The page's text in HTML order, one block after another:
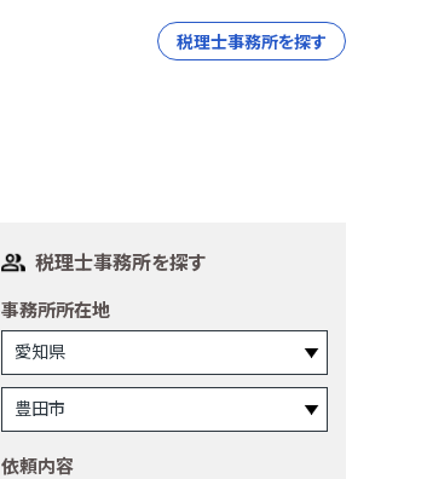
税理士事務所を探す
税理士事務所を探す
事務所所在地
依頼内容